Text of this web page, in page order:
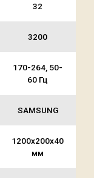
32
3200
170-264, 50-
60 Гц
SAMSUNG
1200х200х40
мм